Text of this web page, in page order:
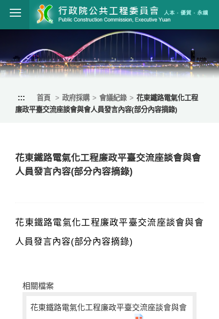
跳到主要內容
行政院公共工
::: 首頁 政府採購 會議紀錄
花東鐵路電氣化工程
廉政平臺交流座談會與會人員發言內容(部分內容摘錄)
花東鐵路電氣化工程廉政平臺交流座談會與會
人員發言內容(部分內容摘錄)
花東鐵路電氣化工程廉政平臺交流座談會與會
人員發言內容(部分內容摘錄)
相關檔案
花東鐵路電氣化工程廉政平臺交流座談會與會